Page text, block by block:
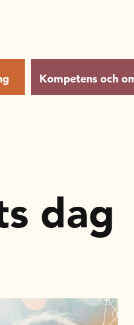
Kompetens och
dag